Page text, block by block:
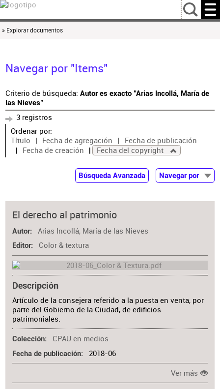
…
» Explorar documentos
Navegar por "Items"
Criterio de búsqueda: Autor es exacto "Arias Incollá, María de
las Nieves"
3 registros
Ordenar por:
Título
Fecha de agregación
Fecha de publicación
Fecha de creación
Fecha del copyright
Búsqueda Avanzada
Navegar por
Autor
El derecho al patrimonio
Autor Arias Incollá, María de las Nieves
Editor Color & textura
Descripción
Artículo de la consejera referido a la puesta en venta, por
parte del Gobierno de la Ciudad, de edificios
patrimoniales.
Colección CPAU en medios
Fecha de publicación 2018-06
Ver más